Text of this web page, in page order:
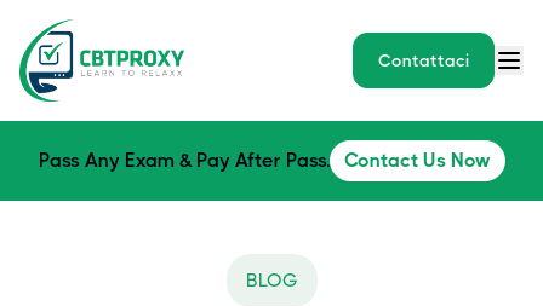
Contattaci
Pass Any Exam & Pay After Pass. Contact Us Now
BLOG